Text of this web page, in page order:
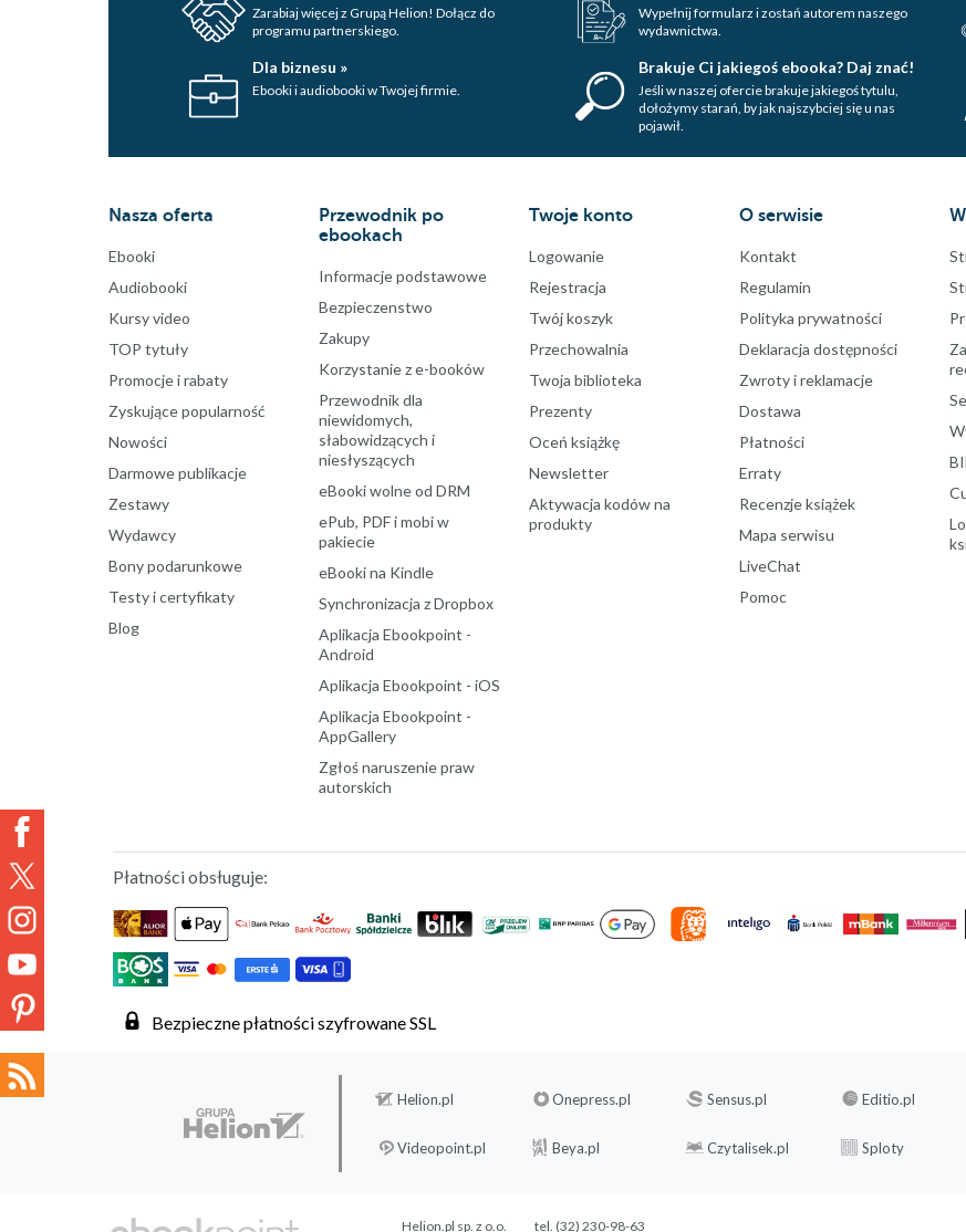
Zarabiaj więcej z Grupą Helion! Dołącz do
programu partnerskiego.
Wypełnij formularz i zostań autorem naszego
wydawnictwa.
Dla biznesu »
Ebooki i audiobooki w Twojej firmie.
Brakuje Ci jakiegoś ebooka? Daj znać!
Jeśli w naszej ofercie brakuje jakiegoś tytulu,
dołożymy starań, by jak najszybciej się u nas
pojawił.
Nasza oferta
Ebooki
Audiobooki
Kursy video
TOP tytuły
Promocje i rabaty
Zyskujące popularność
Nowości
Darmowe publikacje
Zestawy
Wydawcy
Bony podarunkowe
Testy i certyfikaty
Blog
Przewodnik po
ebookach
Informacje podstawowe
Bezpieczenstwo
Zakupy
Korzystanie z e-booków
Przewodnik dla
niewidomych,
słabowidzących i
niesłyszących
eBooki wolne od DRM
ePub, PDF i mobi w
pakiecie
eBooki na Kindle
Synchronizacja z Dropbox
Aplikacja Ebookpoint -
Android
Aplikacja Ebookpoint - iOS
Aplikacja Ebookpoint -
AppGallery
Zgłoś naruszenie praw
autorskich
Twoje konto
Logowanie
Rejestracja
Twój koszyk
Przechowalnia
Twoja biblioteka
Prezenty
Oceń książkę
Newsletter
Aktywacja kodów na
produkty
O serwisie
Kontakt
Regulamin
Polityka prywatności
Deklaracja dostępności
Zwroty i reklamacje
Dostawa
Płatności
Erraty
Recenzje książek
Mapa serwisu
LiveChat
Pomoc
Płatności obsługuje:
Bezpieczne płatności szyfrowane SSL
Helion.pl Onepress.pl Sensus.pl Editio.pl
Videopoint.pl Beya.pl Czytalisek.pl Sploty
Helion.pl sp. z o.o. tel. (32) 230-98-63